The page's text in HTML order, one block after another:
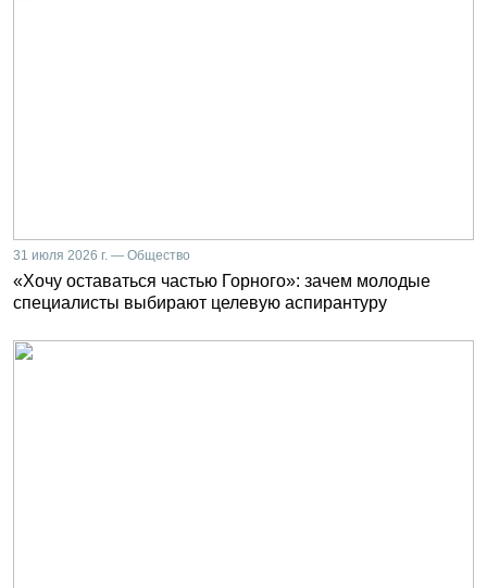
31 июля 2026 г. — Общество
«Хочу оставаться частью Горного»: зачем молодые
специалисты выбирают целевую аспирантуру